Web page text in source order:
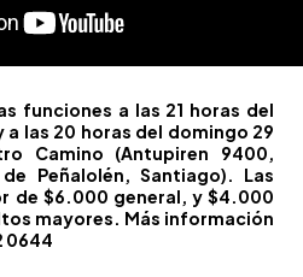
funciones a las 21 horas del
a las 20 horas del domingo 29
Camino (Antupiren 9400,
Peñalolén, Santiago). Las
de $6.000 general, y $4.000
mayores. Más información
0644